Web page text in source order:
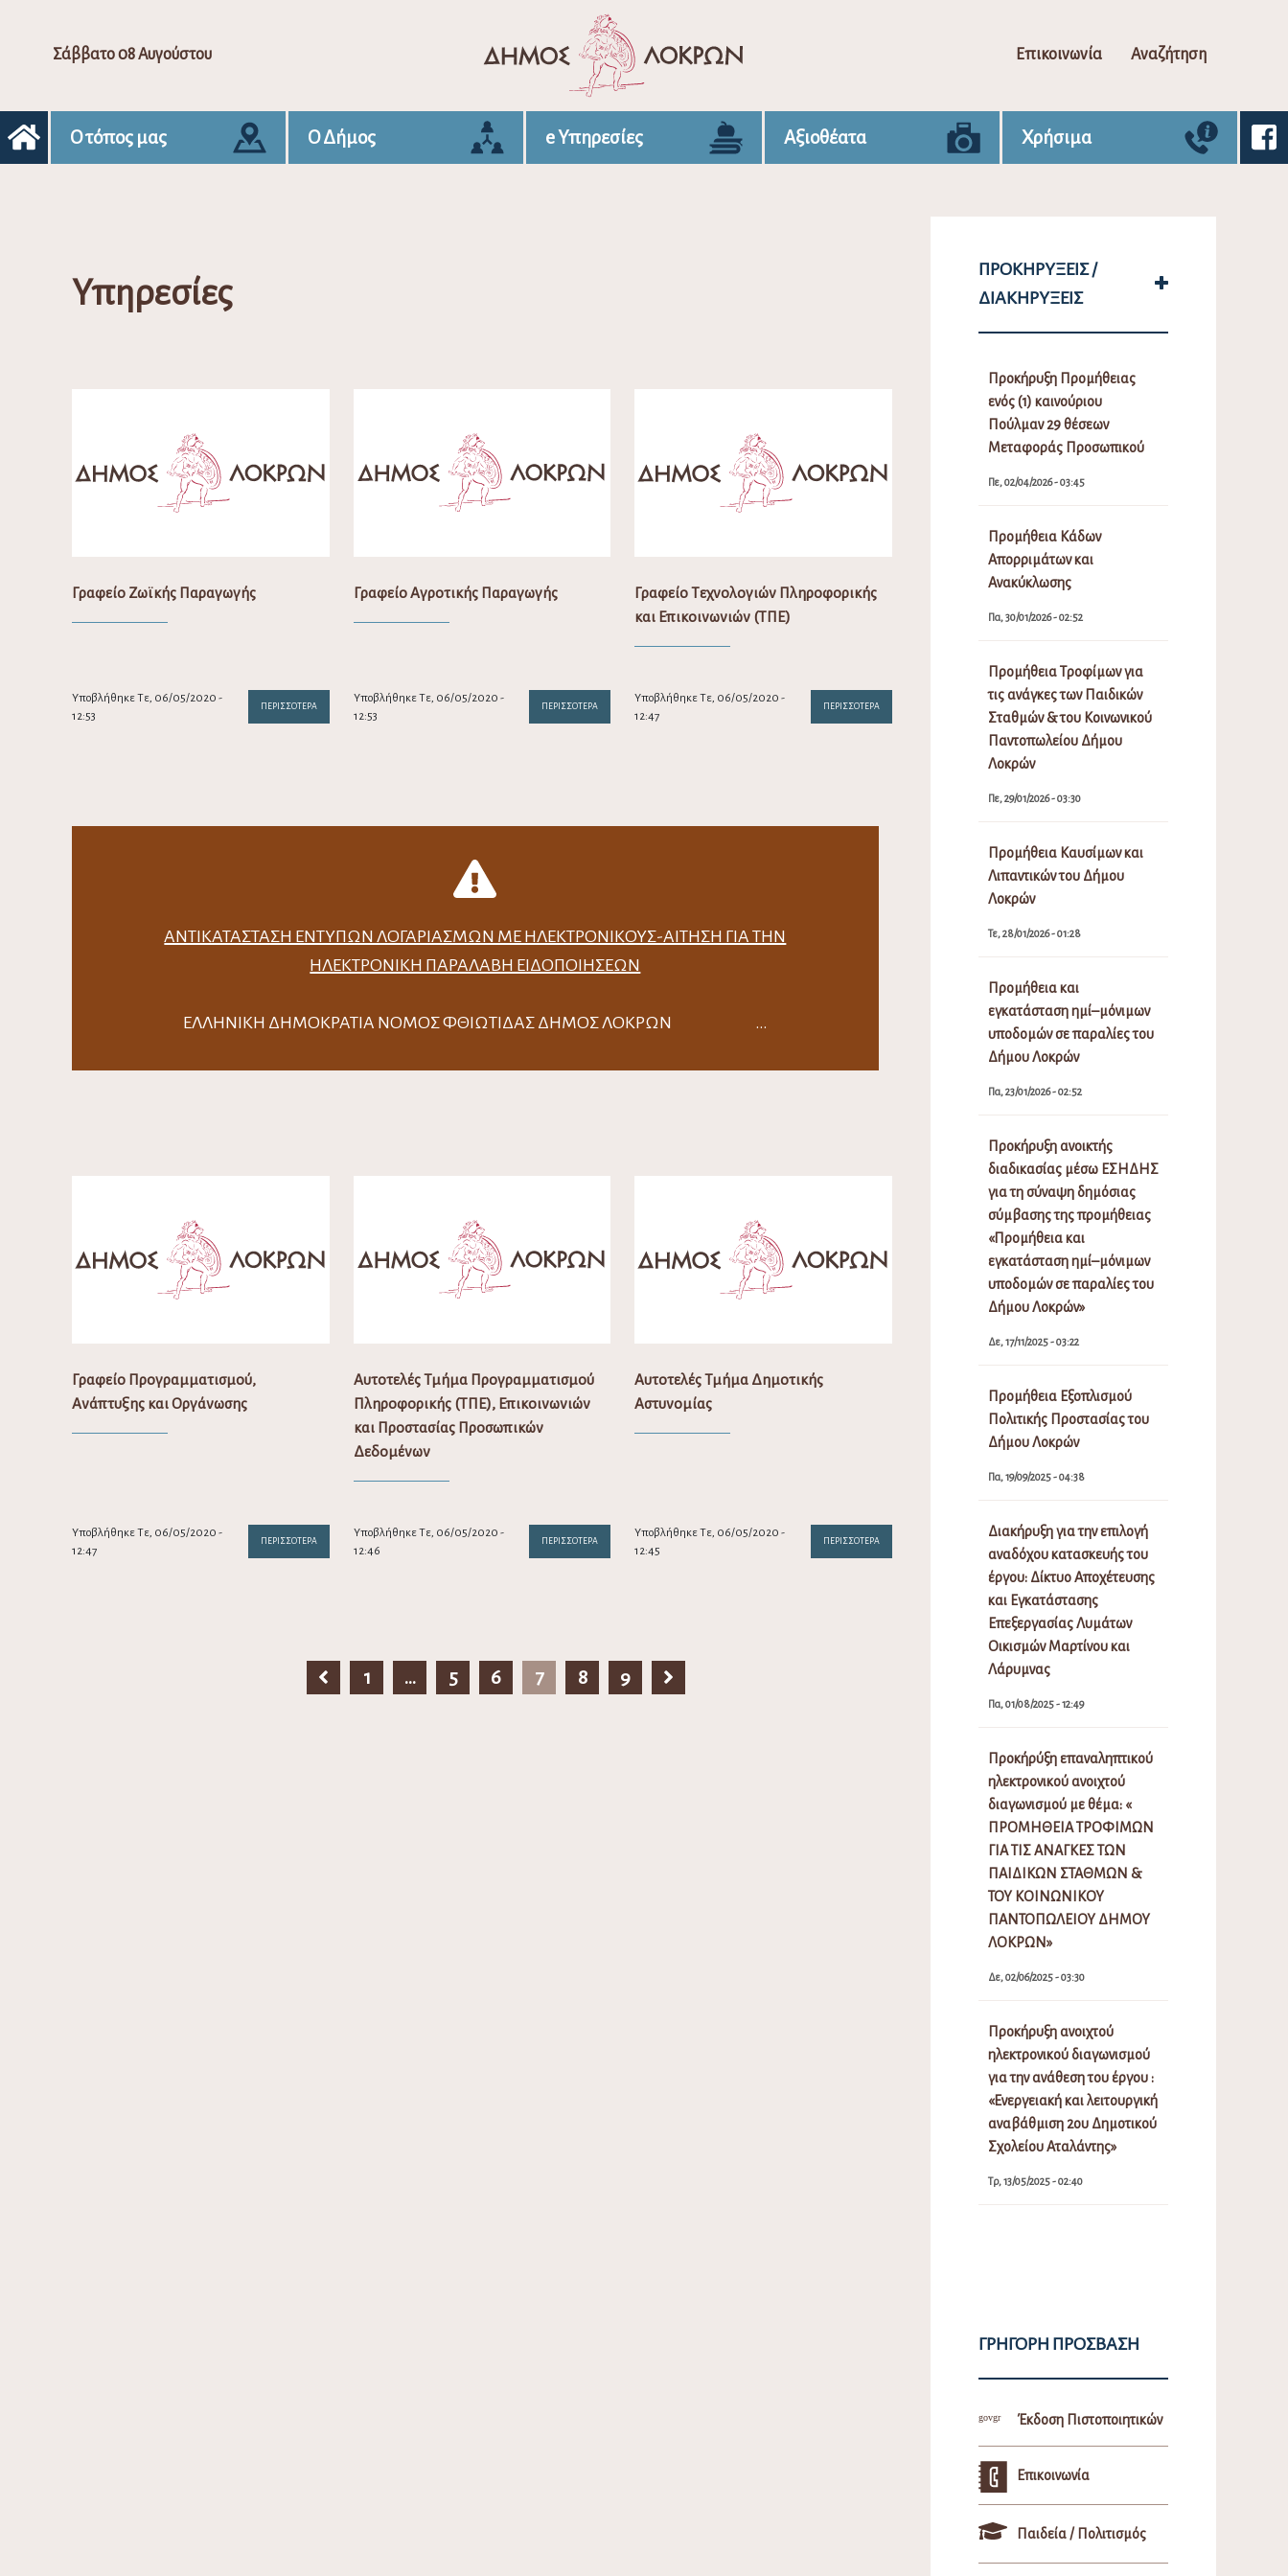
Σάββατο 08 Αυγούστου Επικοινωνία Αναζήτηση
Ο τόπος μας Ο Δήμος e Υπηρεσίες Αξιοθέατα Χρήσιμα
Υπηρεσίες
Γραφείο Ζωϊκής Παραγωγής
Υποβλήθηκε Τε, 06/05/2020 -
12:53
ΠΕΡΙΣΣΌΤΕΡΑ
Γραφείο Αγροτικής Παραγωγής
Υποβλήθηκε Τε, 06/05/2020 -
12:53
ΠΕΡΙΣΣΌΤΕΡΑ
Γραφείο Τεχνολογιών Πληροφορικής
και Επικοινωνιών (ΤΠΕ)
Υποβλήθηκε Τε, 06/05/2020 -
12:47
ΠΕΡΙΣΣΌΤΕΡΑ
ΑΝΤΙΚΑΤΆΣΤΑΣΗ ΈΝΤΥΠΩΝ ΛΟΓΑΡΙΑΣΜΏΝ ΜΕ ΗΛΕΚΤΡΟΝΙΚΟΎΣ-ΑΊΤΗΣΗ ΓΙΑ ΤΗΝ
ΗΛΕΚΤΡΟΝΙΚΉ ΠΑΡΑΛΑΒΉ ΕΙΔΟΠΟΙΉΣΕΩΝ
ΕΛΛΗΝΙΚΗ ΔΗΜΟΚΡΑΤΙΑ ΝΟΜΟΣ ΦΘΙΩΤΙΔΑΣ ΔΗΜΟΣ ΛΟΚΡΩΝ …
Γραφείο Προγραμματισμού,
Ανάπτυξης και Οργάνωσης
Υποβλήθηκε Τε, 06/05/2020 -
12:47
ΠΕΡΙΣΣΌΤΕΡΑ
Αυτοτελές Τμήμα Προγραμματισμού
Πληροφορικής (ΤΠΕ), Επικοινωνιών
και Προστασίας Προσωπικών
Δεδομένων
Υποβλήθηκε Τε, 06/05/2020 -
12:46
ΠΕΡΙΣΣΌΤΕΡΑ
Αυτοτελές Τμήμα Δημοτικής
Αστυνομίας
Υποβλήθηκε Τε, 06/05/2020 -
12:45
ΠΕΡΙΣΣΌΤΕΡΑ
1 … 5 6 7 8 9
ΠΡΟΚΗΡΎΞΕΙΣ /
ΔΙΑΚΗΡΎΞΕΙΣ
Προκήρυξη Προμήθειας
ενός (1) καινούριου
Πούλμαν 29 θέσεων
Μεταφοράς Προσωπικού
Πε, 02/04/2026 - 03:45
Προμήθεια Κάδων
Απορριμάτων και
Ανακύκλωσης
Πα, 30/01/2026 - 02:52
Προμήθεια Τροφίμων για
τις ανάγκες των Παιδικών
Σταθμών & του Κοινωνικού
Παντοπωλείου Δήμου
Λοκρών
Πε, 29/01/2026 - 03:30
Προμήθεια Καυσίμων και
Λιπαντικών του Δήμου
Λοκρών
Τε, 28/01/2026 - 01:28
Προμήθεια και
εγκατάσταση ημί–μόνιμων
υποδομών σε παραλίες του
Δήμου Λοκρών
Πα, 23/01/2026 - 02:52
Προκήρυξη ανοικτής
διαδικασίας μέσω ΕΣΗΔΗΣ
για τη σύναψη δημόσιας
σύμβασης της προμήθειας
«Προμήθεια και
εγκατάσταση ημί–μόνιμων
υποδομών σε παραλίες του
Δήμου Λοκρών»
Δε, 17/11/2025 - 03:22
Προμήθεια Εξοπλισμού
Πολιτικής Προστασίας του
Δήμου Λοκρών
Πα, 19/09/2025 - 04:38
Διακήρυξη για την επιλογή
αναδόχου κατασκευής του
έργου: Δίκτυο Αποχέτευσης
και Εγκατάστασης
Επεξεργασίας Λυμάτων
Οικισμών Μαρτίνου και
Λάρυμνας
Πα, 01/08/2025 - 12:49
Προκήρύξη επαναληπτικού
ηλεκτρονικού ανοιχτού
διαγωνισμού με θέμα: «
ΠΡΟΜΗΘΕΙΑ ΤΡΟΦΙΜΩΝ
ΓΙΑ ΤΙΣ ΑΝΑΓΚΕΣ ΤΩΝ
ΠΑΙΔΙΚΩΝ ΣΤΑΘΜΩΝ &
ΤΟΥ ΚΟΙΝΩΝΙΚΟΥ
ΠΑΝΤΟΠΩΛΕΙΟΥ ΔΗΜΟΥ
ΛΟΚΡΩΝ»
Δε, 02/06/2025 - 03:30
Προκήρυξη ανοιχτού
ηλεκτρονικού διαγωνισμού
για την ανάθεση του έργου :
«Ενεργειακή και λειτουργική
αναβάθμιση 2ου Δημοτικού
Σχολείου Αταλάντης»
Τρ, 13/05/2025 - 02:40
ΓΡΉΓΟΡΗ ΠΡΌΣΒΑΣΗ
Έκδοση Πιστοποιητικών
Επικοινωνία
Παιδεία / Πολιτισμός